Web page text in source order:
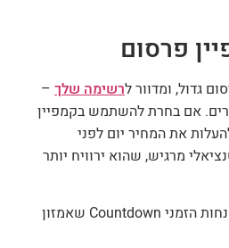
פרסום
גדול, ומדוור לרשימה שלך–
אם בחרת להשתמש בקמפיין
את המחיר יום לפני
מרגיש, שהוא ירוויח יותר
ניתן גם להעזר במנגנון ההנחות הזמני Countdown שאמזון